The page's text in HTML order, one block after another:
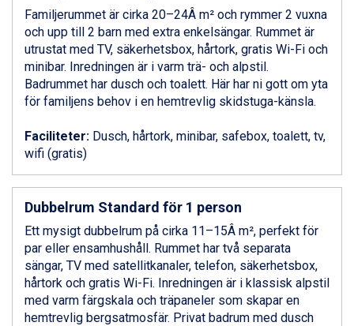
Ponte di Legno från 7.395 kr.
Sauze dOulx från 6.145 kr.
Alleghe från 8.545 kr.
Bad Gastein från 6.295 kr.
Arabba från 11.045 kr.
La Thuile från 7.045 kr.
Cervinia från 8.245 kr.
Saalbach från 9.445 kr.
Sölden från 12.995 kr.
Bad Hofgastein från 8.595 kr.
Champoluc från 5.945 kr.
Sestriere från 6.945 kr.
Fieberbrunn från 9.645 kr.
Ischgl från 11.295 kr.
Wagrain från 7.095 kr.
Val Thorens från 8.395 kr.
St. Anton från 11.245 kr.
Zell am See från 6.295 kr.
Familjerummet är cirka 20–24Â m² och rymmer 2 vuxna
och upp till 2 barn med extra enkelsängar. Rummet är
utrustat med TV, säkerhetsbox, hårtork, gratis Wi-Fi och
minibar. Inredningen är i varm trä- och alpstil.
Badrummet har dusch och toalett. Här har ni gott om yta
för familjens behov i en hemtrevlig skidstuga-känsla.
Faciliteter: Dusch, hårtork, minibar, safebox, toalett, tv,
wifi (gratis)
Dubbelrum Standard för 1 person
Ett mysigt dubbelrum på cirka 11–15Â m², perfekt för
par eller ensamhushåll. Rummet har två separata
sängar, TV med satellitkanaler, telefon, säkerhetsbox,
hårtork och gratis Wi-Fi. Inredningen är i klassisk alpstil
med varm färgskala och träpaneler som skapar en
hemtrevlig bergsatmosfär. Privat badrum med dusch